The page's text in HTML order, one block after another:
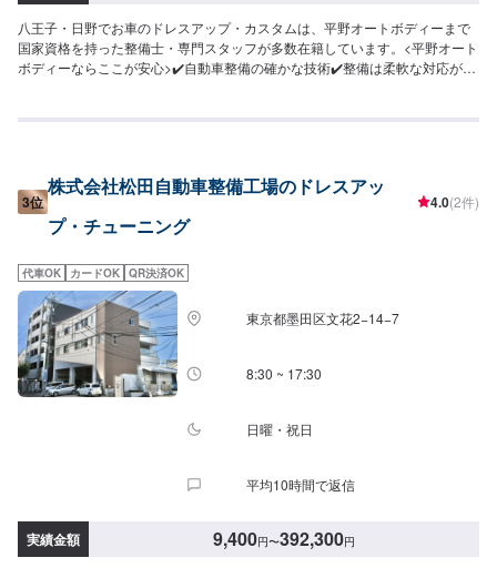
八王子・日野でお車のドレスアップ・カスタムは、平野オートボディーまで
国家資格を持った整備士・専門スタッフが多数在籍しています。<平野オート
ボディーならここが安心>✔️自動車整備の確かな技術✔️整備は柔軟な対応が可
車をご用意しています。お車の作業中は代車をご利用ください。※代車の燃料
3位
株式会社松田自動車整備工場のドレスアッ
プ・チューニング
4.0(2件)
代車OK カードOK QR決済OK
東京都墨田区文花2−14−7
8:30 ~ 17:30
日曜・祝日
平均10時間で返信
実績金額 9,400円〜392,300円